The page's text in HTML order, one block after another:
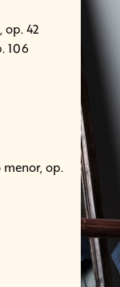
op. 42
106
op.